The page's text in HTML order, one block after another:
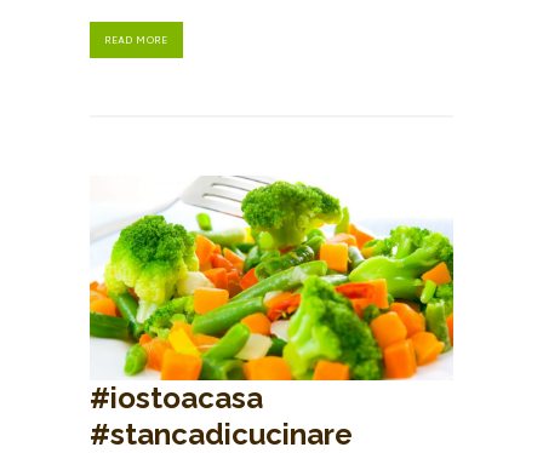
READ MORE
#iostoacasa
#stancadicucinare